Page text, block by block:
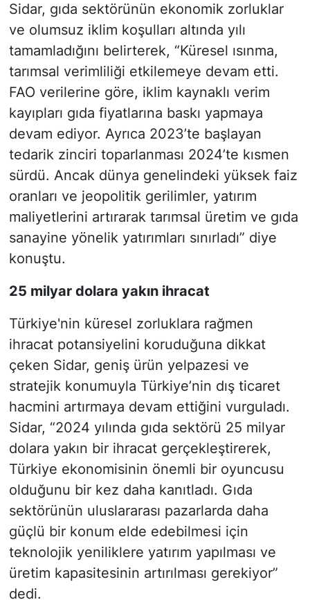
Sidar, gıda sektörünün ekonomik zorluklar
ve olumsuz iklim koşulları altında yılı
tamamladığını belirterek, “Küresel ısınma,
tarımsal verimliliği etkilemeye devam etti.
FAO verilerine göre, iklim kaynaklı verim
kayıpları gıda fiyatlarına baskı yapmaya
devam ediyor. Ayrıca 2023’te başlayan
tedarik zinciri toparlanması 2024’te kısmen
sürdü. Ancak dünya genelindeki yüksek faiz
oranları ve jeopolitik gerilimler, yatırım
maliyetlerini artırarak tarımsal üretim ve gıda
sanayine yönelik yatırımları sınırladı” diye
konuştu.
25 milyar dolara yakın ihracat
Türkiye'nin küresel zorluklara rağmen
ihracat potansiyelini koruduğuna dikkat
çeken Sidar, geniş ürün yelpazesi ve
stratejik konumuyla Türkiye’nin dış ticaret
hacmini artırmaya devam ettiğini vurguladı.
Sidar, “2024 yılında gıda sektörü 25 milyar
dolara yakın bir ihracat gerçekleştirerek,
Türkiye ekonomisinin önemli bir oyuncusu
olduğunu bir kez daha kanıtladı. Gıda
sektörünün uluslararası pazarlarda daha
güçlü bir konum elde edebilmesi için
teknolojik yeniliklere yatırım yapılması ve
üretim kapasitesinin artırılması gerekiyor”
dedi.